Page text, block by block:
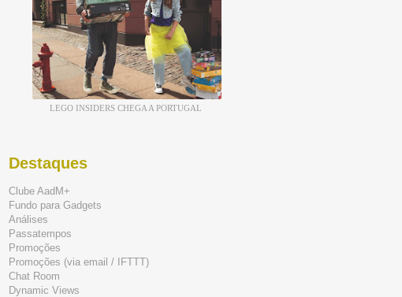
LEGO INSIDERS CHEGA A PORTUGAL
Destaques
Clube AadM+
Fundo para Gadgets
Análises
Passatempos
Promoções
Promoções (via email / IFTTT)
Chat Room
Dynamic Views